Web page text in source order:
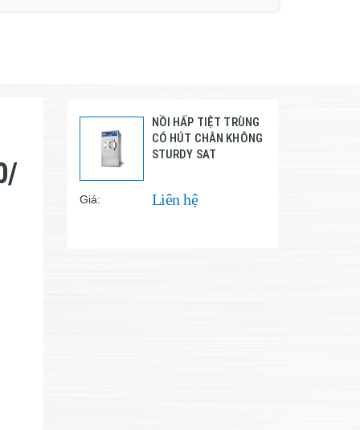
NỒI HẤP TIỆT TRÙNG
CÓ HÚT CHÂN KHÔNG
STURDY SAT
Giá: Liên hệ